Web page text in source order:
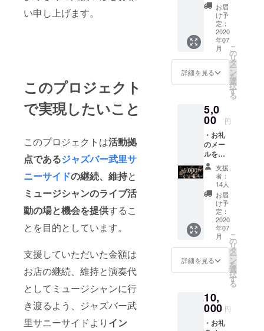
い申し上げます。
このプロジェクト
で実現したいこと
このプロジェクトは活動拠
点であるジャズバー武里サ
ニーサイドの継続、維持と
ミュージシャンのライブ活
動の場と機会を提供するこ
とを目的としています。
支援していただいた金額は
お店の継続、維持と演奏代
としてミュージシャンに行
き渡るよう、ジャズバー武
里サニーサイドより イン
With You」
Jazz Japan
Jazz Life
Jazz批評な
ど、Jazz専
門誌にアル
掲載され
2016年には
女性ジャズ
ｸﾞﾙｰﾌﾟ「Red
Clover」を結
成、ライブ
2017年には1
月の大阪を
戸、新潟な
ブが決定し
ている。
2018年から
ルで掲
載させ
ていた
だきま
す。
ま
たご自
身の
持ちの
方は、
ちらに
リンク
を飛ば
すよう
に作成
いたし
ます。
※備考
欄に
ジャズ
バー武
里サ
ニーサ
イドHP
名前を
お書き
くださ
い。
せてい
ただき
ます。
・協力
いただ
いた皆
様の名
前をサ
ニーサ
掲載
させて
いただ
きま
す。
※実名掲
載NGな
方はイ
ニシャ
ルで掲
載させ
ていた
だきま
す。
ま
たご自
身の
持ちの
方は、
ちらに
お届
け予
定：
2020
年07
月
詳細を見る
こ
の
リ
タ
ー
ン
を
選
択
す
る
5,0
00 円
・お礼
のメー
ルを心
を込め
て書い
て送ら
せてい
ただき
ます。
・協力
いただ
いた皆
様の名
前をサ
ニーサ
掲載さ
せてい
ただき
ます。
支援
者：
14人
お届
け予
定：
2020
年07
月
詳細を見る
こ
の
リ
タ
ー
ン
を
選
択
す
る
10,
000 円
・お礼